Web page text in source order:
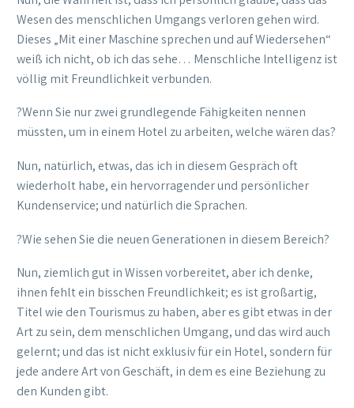
Wesen des menschlichen Umgangs verloren gehen wird.
Dieses „Mit einer Maschine sprechen und auf Wiedersehen“
weiß ich nicht, ob ich das sehe… Menschliche Intelligenz ist
völlig mit Freundlichkeit verbunden.
?Wenn Sie nur zwei grundlegende Fähigkeiten nennen
müssten, um in einem Hotel zu arbeiten, welche wären das?
Nun, natürlich, etwas, das ich in diesem Gespräch oft
wiederholt habe, ein hervorragender und persönlicher
Kundenservice; und natürlich die Sprachen.
?Wie sehen Sie die neuen Generationen in diesem Bereich?
Nun, ziemlich gut in Wissen vorbereitet, aber ich denke,
ihnen fehlt ein bisschen Freundlichkeit; es ist großartig,
Titel wie den Tourismus zu haben, aber es gibt etwas in der
Art zu sein, dem menschlichen Umgang, und das wird auch
gelernt; und das ist nicht exklusiv für ein Hotel, sondern für
jede andere Art von Geschäft, in dem es eine Beziehung zu
den Kunden gibt.